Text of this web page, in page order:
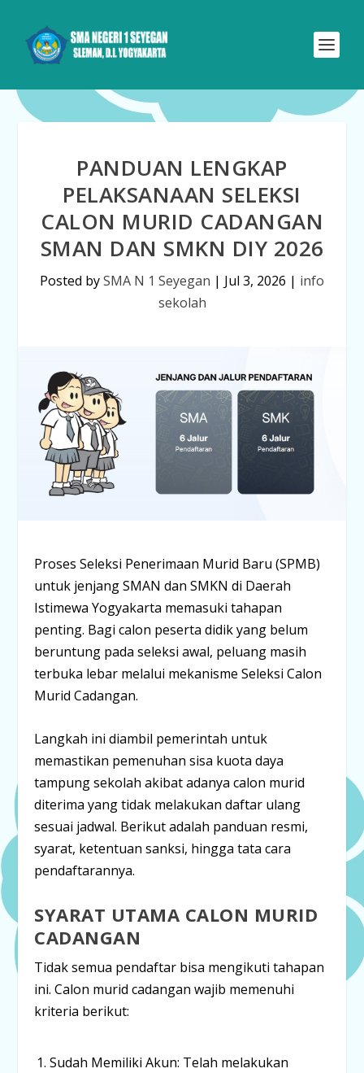
PANDUAN LENGKAP
PELAKSANAAN SELEKSI
CALON MURID CADANGAN
SMAN DAN SMKN DIY 2026
Posted bySMA N 1 Seyegan | Jul 3, 2026 | info
sekolah
Proses Seleksi Penerimaan Murid Baru (SPMB)
untuk jenjang SMAN dan SMKN di Daerah
Istimewa Yogyakarta memasuki tahapan
penting. Bagi calon peserta didik yang belum
beruntung pada seleksi awal, peluang masih
terbuka lebar melalui mekanismeSeleksi Calon
Murid Cadangan.
Langkah ini diambil pemerintah untuk
memastikan pemenuhan sisa kuota daya
tampung sekolah akibat adanya calon murid
diterima yang tidak melakukan daftar ulang
sesuai jadwal. Berikut adalah panduan resmi,
syarat, ketentuan sanksi, hingga tata cara
pendaftarannya.
SYARAT UTAMA CALON MURID
CADANGAN
Tidak semua pendaftar bisa mengikuti tahapan
ini. Calon murid cadangan wajib memenuhi
kriteria berikut:
Sudah Memiliki Akun: Telah melakukan